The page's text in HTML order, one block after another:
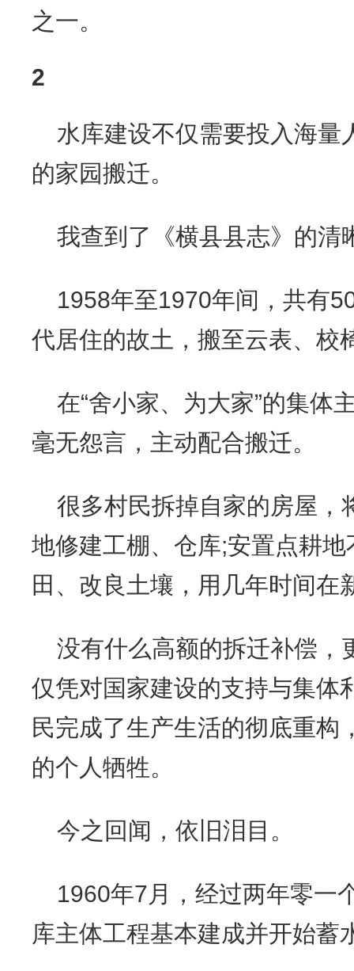
之一。
2
水库建设不仅需要投入海量
的家园搬迁。
我查到了《横县县志》的清
1958年至1970年间，共有
代居住的故土，搬至云表、校
在“舍小家、为大家”的集体
毫无怨言，主动配合搬迁。
很多村民拆掉自家的房屋，
地修建工棚、仓库;安置点耕
田、改良土壤，用几年时间在
没有什么高额的拆迁补偿，
仅凭对国家建设的支持与集体
民完成了生产生活的彻底重构
的个人牺牲。
今之回闻，依旧泪目。
1960年7月，经过两年零一
库主体工程基本建成并开始蓄